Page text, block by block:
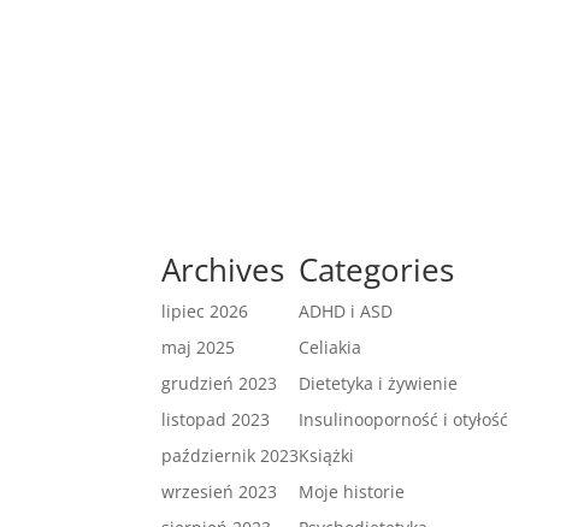
Archives
lipiec 2026
maj 2025
grudzień 2023
listopad 2023
październik 2023
wrzesień 2023
Categories
ADHD i ASD
Celiakia
Dietetyka i żywienie
Insulinooporność i otyłość
Książki
Moje historie